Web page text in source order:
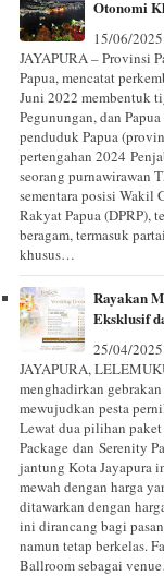
Otonomi
15/06/
JAYAPURA – Provinsi
Papua, mencatat
Juni 2022 membentuk
Pegunungan, dan
penduduk Papua
pertengahan 2024
seorang purnawirawan
sementara posisi Wakil
Rakyat Papua (DPRP),
beragam, termasuk
khusus…
Rayakan
Eksklusif
25/04/
JAYAPURA,
menghadirkan
mewujudkan pesta
Lewat dua pilihan
Package dan Serenity
jantung Kota Jayapura
mewah dengan harga
ditawarkan dengan
ini dirancang bagi
namun tetap berkelas.
Ballroom sebagai